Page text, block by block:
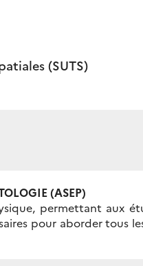
(SUTS)
(ASEP)
permettant aux
pour aborder tous